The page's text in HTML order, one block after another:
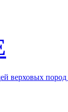
верховых